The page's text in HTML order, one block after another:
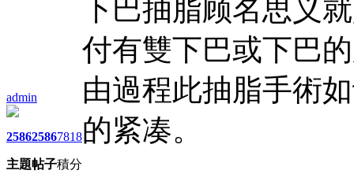
admin
2586
主題
2586
帖子
7818
積分
下巴抽脂顾名思义
付有雙下巴或下巴
由過程此抽脂手術
的紧凑。